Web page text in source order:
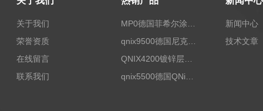
关于我们
荣誉资质
在线留言
联系我们
qnix9500德国尼克斯涂镀层测厚仪
QNIX4200镀锌层测厚
新闻中心
技术文章